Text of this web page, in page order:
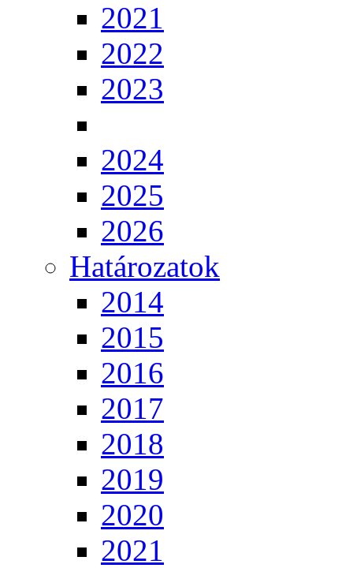
2021
2022
2023
2024
2025
2026
Határozatok
2014
2015
2016
2017
2018
2019
2020
2021